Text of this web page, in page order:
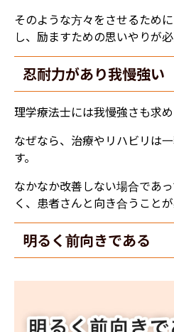
そのような方々をさせるため
し、励ますための思いやりが必
​​忍耐力があり我慢強い
理学療法士には我慢強さも求め
なぜなら、治療やリハビリは
す。
なかなか改善しない場合であ
く、患者さんと向き合うことが
​​明るく前向きである